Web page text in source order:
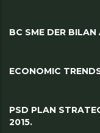
BC SME DER
ECONOMIC
PSD PLAN
2015.